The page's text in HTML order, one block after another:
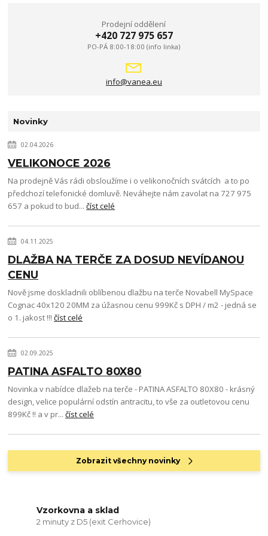
Prodejní oddělení
+420 727 975 657
PO-PÁ 8:00-18:00 (info linka)
info@vanea.eu
Novinky
02.04.2026
VELIKONOCE 2026
Na prodejně Vás rádi obsloužíme i o velikonočních svátcích a to po
předchozí telefonické domluvě. Neváhejte nám zavolat na 727 975
657 a pokud to bud...číst celé
04.11.2025
DLAŽBA NA TERČE ZA DOSUD NEVÍDANOU
CENU
Nově jsme doskladnili oblíbenou dlažbu na terče Novabell MySpace
Cognac 40x120 20MM za úžasnou cenu 999Kč s DPH / m2 - jedná se
o 1. jakost !!!číst celé
02.09.2025
PATINA ASFALTO 80X80
Novinka v nabídce dlažeb na terče - PATINA ASFALTO 80X80 - krásný
design, velice populární odstín antracitu, to vše za outletovou cenu
899Kč !! a v pr...číst celé
Zobrazit všechny novinky
Vzorkovna a sklad
2 minuty z D5 (exit Cerhovice)